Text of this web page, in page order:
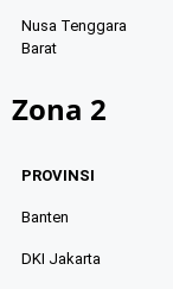
Nusa Tenggara
Barat
Zona 2
PROVINSI
Banten
DKI Jakarta